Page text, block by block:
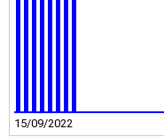
15/09/2022